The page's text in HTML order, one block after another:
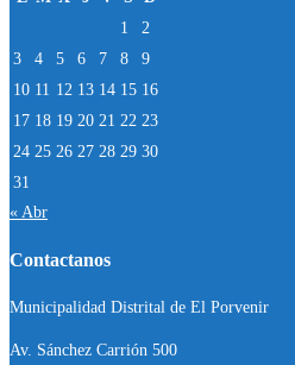
1
2
3
4 5 6 7 8
9
10 11 12 13 14 15 16
17 18 19 20 21 22 23
24 25 26 27 28 29 30
31
« Abr
Contactanos
Municipalidad Distrital de El Porvenir
Av. Sánchez Carrión 500